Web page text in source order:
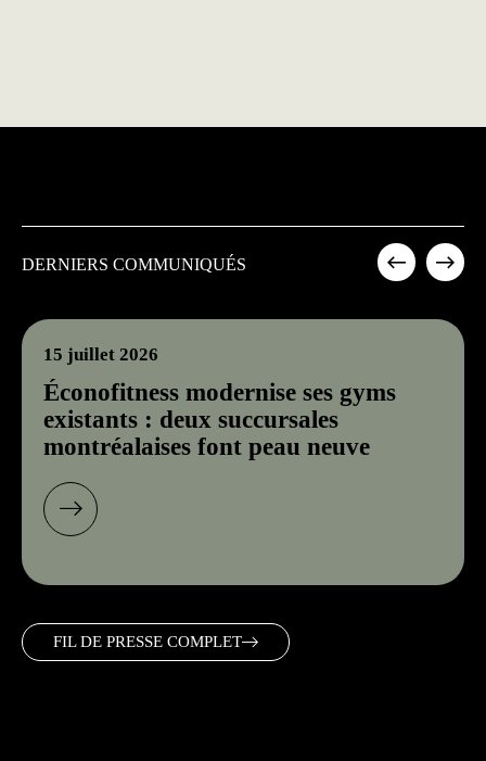
DERNIERS COMMUNIQUÉS
Éconofitness modernise ses gyms
existants : deux succursales
montréalaises font peau neuve
15 juillet 2026
FIL DE PRESSE COMPLET